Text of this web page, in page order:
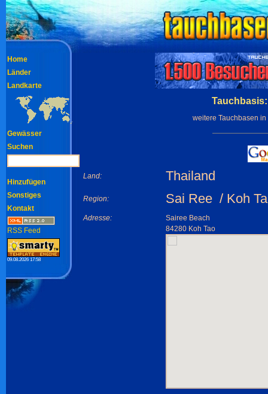
weitere Tauchbasen in
Land: Thailand
Region: Sai Ree / Koh
Adresse:
Sairee Beach
84280 Koh Tao
Home
Länder
Landkarte
Gewässer
Suchen
Hinzufügen
Sonstiges
Kontakt
RSS Feed
09.08.2026 17:58